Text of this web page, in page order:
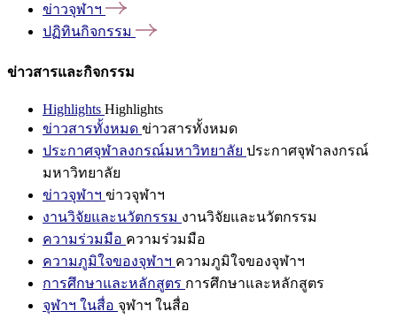
ข่าวจุฬาฯ
ปฏิทินกิจกรรม
ข่าวสารและกิจกรรม
Highlights Highlights
ข่าวสารทั้งหมด ข่าวสารทั้งหมด
ประกาศจุฬาลงกรณ์มหาวิทยาลัย ประกาศจุฬาลงกรณ์
มหาวิทยาลัย
ข่าวจุฬาฯ ข่าวจุฬาฯ
งานวิจัยและนวัตกรรม งานวิจัยและนวัตกรรม
ความร่วมมือ ความร่วมมือ
ความภูมิใจของจุฬาฯ ความภูมิใจของจุฬาฯ
การศึกษาและหลักสูตร การศึกษาและหลักสูตร
จุฬาฯ ในสื่อ จุฬาฯ ในสื่อ